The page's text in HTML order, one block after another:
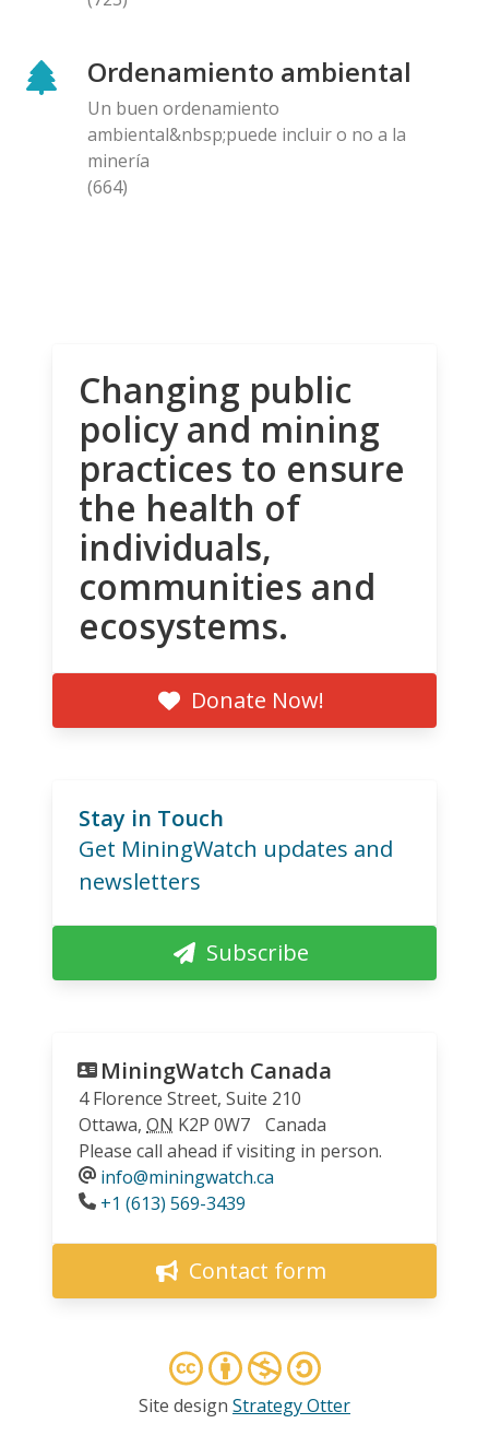
Ordenamiento ambiental
Un buen ordenamiento
ambiental&nbsp;puede incluir o no a la
minería
(664)
Changing public
policy and mining
practices to ensure
the health of
individuals,
communities and
ecosystems.
Donate Now!
Stay in Touch
Get MiningWatch updates and
newsletters
Subscribe
MiningWatch Canada
4 Florence Street, Suite 210
Ottawa, ON K2P 0W7
Canada
Please call ahead if visiting in person.
info@miningwatch.ca
Phone
+1 (613) 569-3439
Contact form
Site design Strategy Otter